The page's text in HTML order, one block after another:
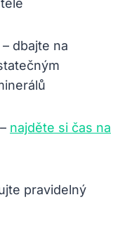
dbajte na
najděte si čas na
pravidelný